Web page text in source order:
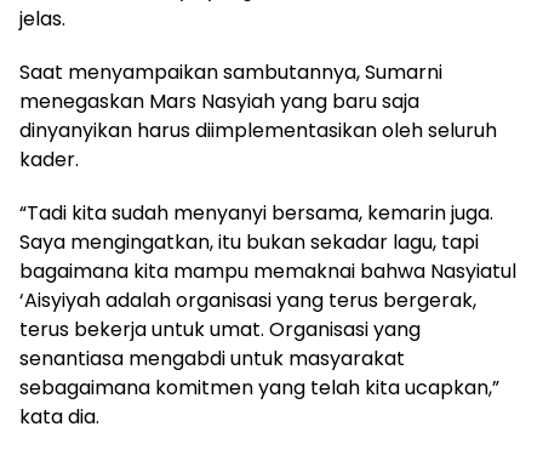
jelas.
Saat menyampaikan sambutannya, Sumarni
menegaskan Mars Nasyiah yang baru saja
dinyanyikan harus diimplementasikan oleh seluruh
kader.
“Tadi kita sudah menyanyi bersama, kemarin juga.
Saya mengingatkan, itu bukan sekadar lagu, tapi
bagaimana kita mampu memaknai bahwa Nasyiatul
‘Aisyiyah adalah organisasi yang terus bergerak,
terus bekerja untuk umat. Organisasi yang
senantiasa mengabdi untuk masyarakat
sebagaimana komitmen yang telah kita ucapkan,”
kata dia.